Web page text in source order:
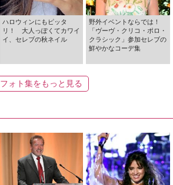
ハロウィンにもピッタ
リ！ 大人っぽくてカワイ
イ、セレブの秋ネイル
野外イベントならでは！
「ヴーヴ・クリコ・ポロ・
クラシック」参加セレブの
鮮やかなコーデ集
フォト集をもっと見る